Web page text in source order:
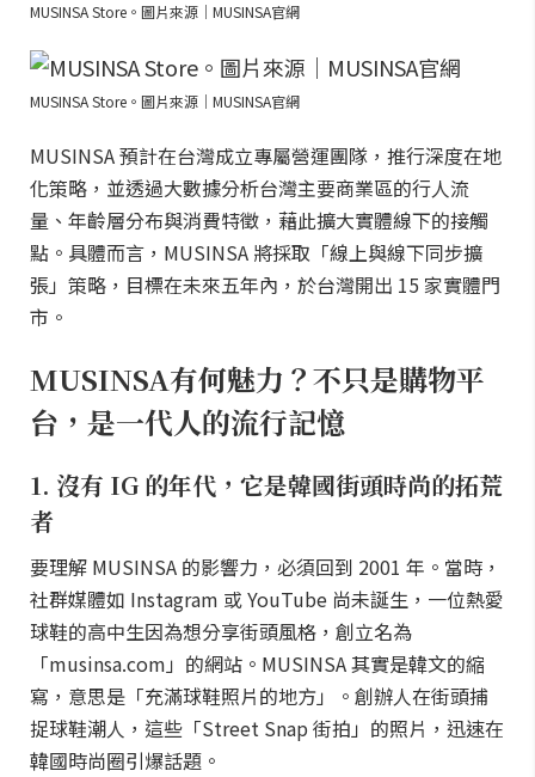
MUSINSA Store。圖片來源｜MUSINSA官網
MUSINSA Store。圖片來源｜MUSINSA官網
MUSINSA 預計在台灣成立專屬營運團隊，推行深度在地
化策略，並透過大數據分析台灣主要商業區的行人流
量、年齡層分布與消費特徵，藉此擴大實體線下的接觸
點。具體而言，MUSINSA 將採取「線上與線下同步擴
張」策略，目標在未來五年內，於台灣開出 15 家實體門
市。
MUSINSA有何魅力？不只是購物平
台，是一代人的流行記憶
1. 沒有 IG 的年代，它是韓國街頭時尚的拓荒
者
要理解 MUSINSA 的影響力，必須回到 2001 年。當時，
社群媒體如 Instagram 或 YouTube 尚未誕生，一位熱愛
球鞋的高中生因為想分享街頭風格，創立名為
「musinsa.com」的網站。MUSINSA 其實是韓文的縮
寫，意思是「充滿球鞋照片的地方」。創辦人在街頭捕
捉球鞋潮人，這些「Street Snap 街拍」的照片，迅速在
韓國時尚圈引爆話題。